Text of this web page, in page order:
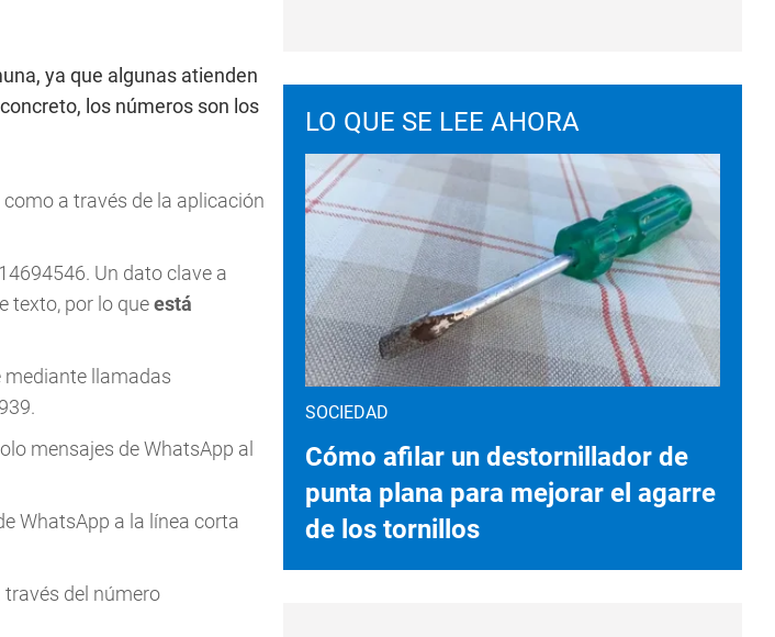
ya que algunas atienden
los números son los
a través de la aplicación
Un dato clave a
texto, por lo queestá
mediante llamadas
mensajes de WhatsApp al
WhatsApp a la línea corta
del número
LO QUE SE LEE AHORA
SOCIEDAD
Cómo afilar un destornillador de
punta plana para mejorar el agarre
de los tornillos